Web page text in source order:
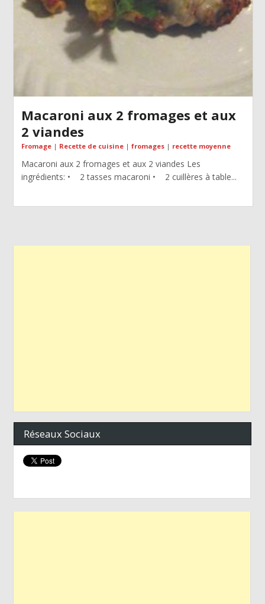
Macaroni aux 2 fromages et aux
2 viandes
Fromage| Recette de cuisine| fromages| recette moyenne
Macaroni aux 2 fromages et aux 2 viandes Les
ingrédients: • 2 tasses macaroni • 2 cuillères à table...
Réseaux Sociaux